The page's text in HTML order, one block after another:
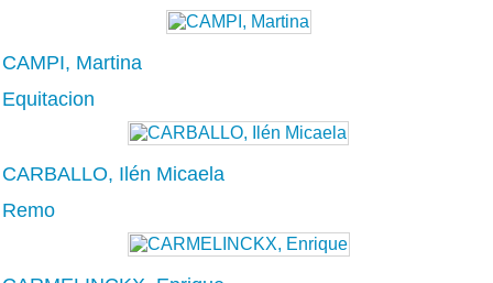
CAMPI, Martina
Equitacion
CARBALLO, Ilén Micaela
Remo